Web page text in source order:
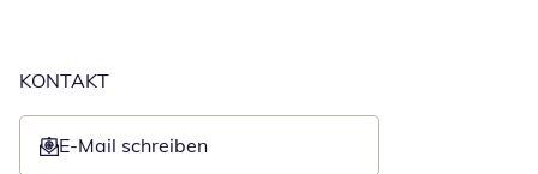
KONTAKT
E-Mail schreiben
Öffnet E-Mail-Client